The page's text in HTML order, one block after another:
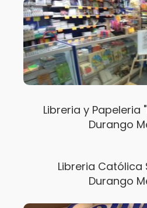
Libreria y Papeleria
Durango
Libreria Católica
Durango